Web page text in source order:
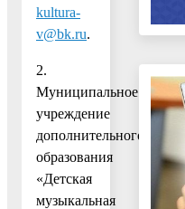
kultura-
v@bk.ru.
2.
Муниципальное
учреждение
дополнительного
образования
«Детская
музыкальная